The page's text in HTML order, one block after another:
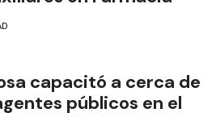
capacitó a cerca de
públicos en el